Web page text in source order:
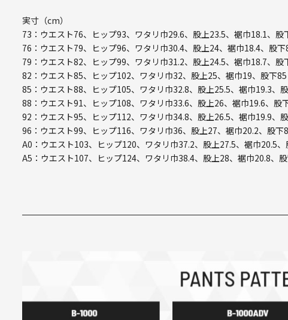
実寸（cm）
73：ウエスト76、ヒップ93、ワタリ巾29.6、股上23.5、裾巾18.1、股
76：ウエスト79、ヒップ96、ワタリ巾30.4、股上24、裾巾18.4、股下
79：ウエスト82、ヒップ99、ワタリ巾31.2、股上24.5、裾巾18.7、股
82：ウエスト85、ヒップ102、ワタリ巾32、股上25、裾巾19、股下85
85：ウエスト88、ヒップ105、ワタリ巾32.8、股上25.5、裾巾19.3、
88：ウエスト91、ヒップ108、ワタリ巾33.6、股上26、裾巾19.6、股
92：ウエスト95、ヒップ112、ワタリ巾34.8、股上26.5、裾巾19.9、
96：ウエスト99、ヒップ116、ワタリ巾36、股上27、裾巾20.2、股下
A0：ウエスト103、ヒップ120、ワタリ巾37.2、股上27.5、裾巾20.5、
A5：ウエスト107、ヒップ124、ワタリ巾38.4、股上28、裾巾20.8、